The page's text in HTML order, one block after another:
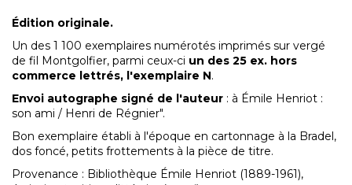
Édition originale.
Un des 1 100 exemplaires numérotés imprimés sur vergé
de fil Montgolfier, parmi ceux-ci un des 25 ex. hors
commerce lettrés, l'exemplaire N.
Envoi autographe signé de l'auteur : à Émile Henriot :
son ami / Henri de Régnier".
Bon exemplaire établi à l'époque en cartonnage à la Bradel,
dos foncé, petits frottements à la pièce de titre.
Provenance : Bibliothèque Émile Henriot (1889-1961),